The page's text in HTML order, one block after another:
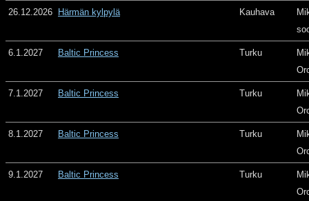
26.12.2026 Härmän kylpylä Kauhava
6.1.2027 Baltic Princess Turku
7.1.2027 Baltic Princess Turku
8.1.2027 Baltic Princess Turku
9.1.2027 Baltic Princess Turku